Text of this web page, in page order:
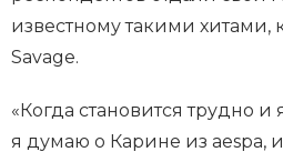
известному такими хитами,
Savage.
«Когда становится трудно и
я думаю о Карине из aespa,